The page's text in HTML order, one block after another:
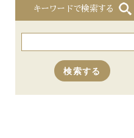
キーワードで検索する